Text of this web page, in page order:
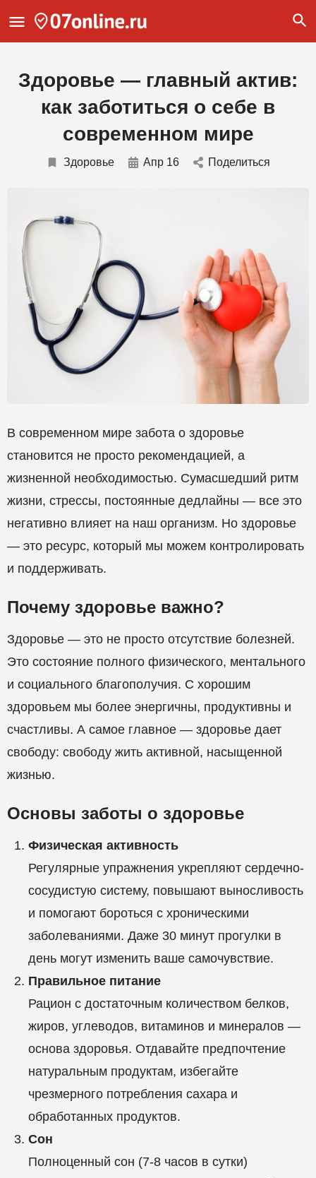
Здоровье — главный актив:
как заботиться о себе в
современном мире
Здоровье Апр 16 Поделиться
В современном мире забота о здоровье
становится не просто рекомендацией, а
жизненной необходимостью. Сумасшедший ритм
жизни, стрессы, постоянные дедлайны — все это
негативно влияет на наш организм. Но здоровье
— это ресурс, который мы можем контролировать
и поддерживать.
Почему здоровье важно?
Здоровье — это не просто отсутствие болезней.
Это состояние полного физического, ментального
и социального благополучия. С хорошим
здоровьем мы более энергичны, продуктивны и
счастливы. А самое главное — здоровье дает
свободу: свободу жить активной, насыщенной
жизнью.
Основы заботы о здоровье
Физическая активность
Регулярные упражнения укрепляют сердечно-
сосудистую систему, повышают выносливость
и помогают бороться с хроническими
заболеваниями. Даже 30 минут прогулки в
день могут изменить ваше самочувствие.
Правильное питание
Рацион с достаточным количеством белков,
жиров, углеводов, витаминов и минералов —
основа здоровья. Отдавайте предпочтение
натуральным продуктам, избегайте
чрезмерного потребления сахара и
обработанных продуктов.
Сон
Полноценный сон (7-8 часов в сутки)